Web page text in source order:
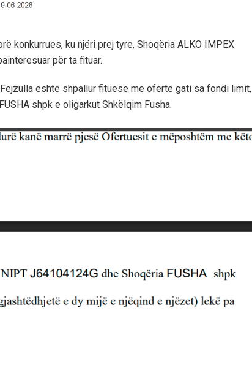
konkurrues, ku njëri prej tyre, Shoqëria ALKO IMPEX
për ta fituar.
është shpallur fituese me ofertë gati sa fondi limit,
shpk e oligarkut Shkëlqim Fusha.